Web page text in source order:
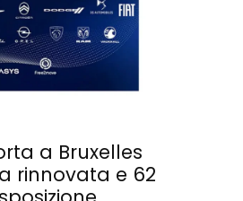
a Bruxelles
rinnovata e 62